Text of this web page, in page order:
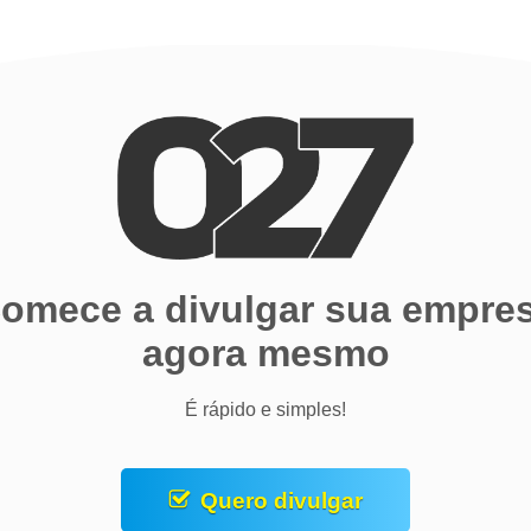
a divulgar sua
agora mesmo
É rápido e simples!
Quero divulgar